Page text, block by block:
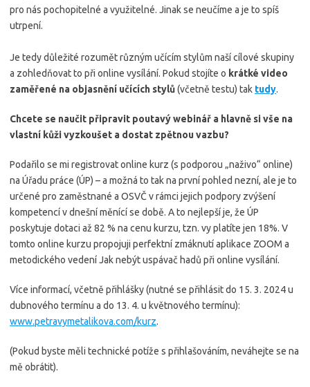
pro nás pochopitelné a využitelné. Jinak se neučíme a je to spíš
utrpení.
Je tedy důležité rozumět různým učícím stylům naší cílové skupiny
a zohledňovat to při online vysílání. Pokud stojíte o krátké video
zaměřené na objasnění učících stylů(včetně testu) tak tudy.
Chcete se naučit připravit poutavý webinář a hlavně si vše na
vlastní kůži vyzkoušet a dostat zpětnou vazbu?
Podařilo se mi registrovat online kurz (s podporou „naživo“ online)
na Úřadu práce (ÚP) – a možná to tak na první pohled nezní, ale je to
určené pro zaměstnané a OSVČ v rámci jejich podpory zvýšení
kompetencí v dnešní měnící se době. A to nejlepší je, že ÚP
poskytuje dotaci až 82 % na cenu kurzu, tzn. vy platíte jen 18%. V
tomto online kurzu propojuji perfektní zmáknutí aplikace ZOOM a
metodického vedení Jak nebýt uspávač hadů při online vysílání.
Více informací, včetně přihlášky (nutné se přihlásit do 15. 3. 2024 u
dubnového termínu a do 13. 4. u květnového termínu):
www.petravymetalikova.com/kurz.
(Pokud byste měli technické potíže s přihlašováním, neváhejte se na
mě obrátit).